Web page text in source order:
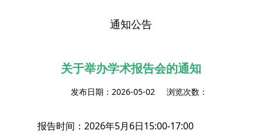
通知公告
关于举办学术报告会的通知
发布日期：2026-05-02 浏览次数：
报告时间：2026年5月6日15:00-17:00